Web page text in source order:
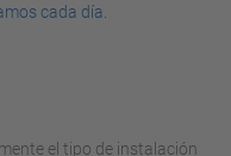
cada día.
el tipo de instalación